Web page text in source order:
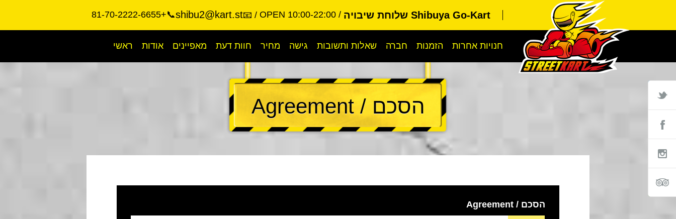
Shibuya Go-Kart שלוחת שיבויה 📞+81-70-2222-6655 📧
shibu2@kart.st OPEN 10:00-22:00
ראשי אודות מאפיינים חוות דעת מחיר גישה שאלות ותשובות חברה הזמנות חנויות אחרות
הסכם / Agreement
הסכם / Agreement